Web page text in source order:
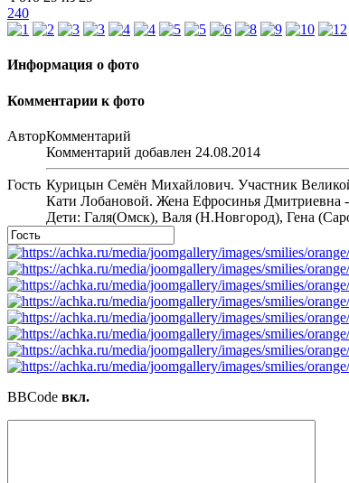
240
Информация о фото
Комментарии к фото
АвторКомментарий
Гость
Комментарий добавлен 24.08.2014
Курицын Семён Михайлович. Участник
Кати Лобановой. Жена Ефросинья Дмитриевна
Дети: Галя(Омск), Валя (Н.Новгород), Гена
BBCode вкл.